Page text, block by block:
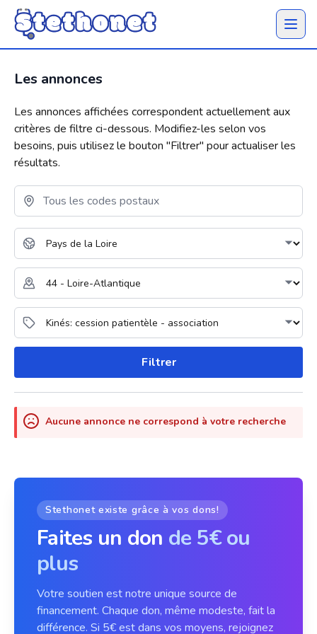
Ouvrir
Les annonces
Les annonces affichées correspondent actuellement aux
critères de filtre ci-dessous. Modifiez-les selon vos
besoins, puis utilisez le bouton "Filtrer" pour actualiser les
résultats.
Filtrer
Aucune annonce ne correspond à votre recherche
Stethonet existe grâce à vos dons!
Faites un don de 5€ ou
plus
Votre soutien est notre unique source de
financement. Chaque don, même modeste, fait la
différence. Si 5€ est dans vos moyens, rejoignez